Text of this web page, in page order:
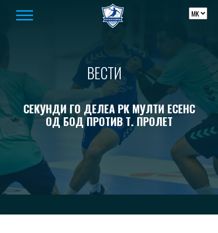
ВЕСТИ
СЕКУНДИ ГО ДЕЛЕА РК МУЛТИ ЕСЕНС
ОД БОД ПРОТИВ Т. ПРОЛЕТ
-->